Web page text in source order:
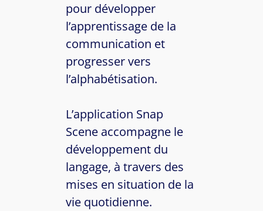
pour développer
l’apprentissage de la
communication et
progresser vers
l’alphabétisation.
L’application Snap
Scene accompagne le
développement du
langage, à travers des
mises en situation de la
vie quotidienne.